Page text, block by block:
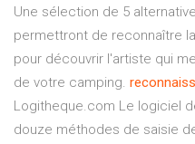
Une sélection de 5
permettront de reconnaître
pour découvrir l'artiste qui
de votre camping.
Logitheque.com Le logiciel
douze méthodes de saisie